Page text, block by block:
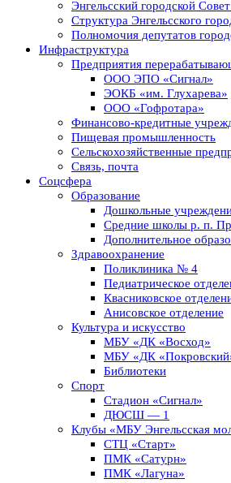
Энгельсский городской
Структура Энгельсского
Полномочия депутатов
Инфраструктура
Предприятия
ООО ЭПО «Сигнал»
ЭОКБ «им. Глухарева»
ООО «Гофротара»
Финансово-кредитные
Пищевая промышленность
Сельскохозяйственные
Связь, почта
Соцсфера
Образование
Дошкольные
Средние школы р. п.
Дополнительное
Здравоохранение
Поликлиника № 4
Педиатрическое
Квасниковское
Анисовское отделение
Культура и искусство
МБУ «ДК «Восход»
МБУ «ДК
Библиотеки
Спорт
Стадион «Сигнал»
ДЮСШ — 1
Клубы «МБУ Энгельсская
СТЦ «Старт»
ПМК «Сатурн»
ПМК «Лагуна»